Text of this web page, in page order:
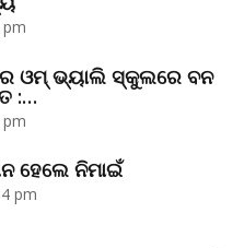
pm
ଓମ୍‌ ଭ୍ୟାଲି ସ୍କୁଲରେ ବନ
:…
pm
ହେଲେ ନିମାଇଁ
pm